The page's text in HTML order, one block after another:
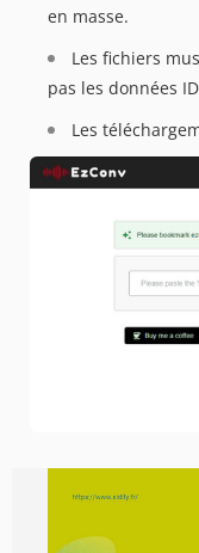
en masse.
Les fichiers
pas les données
Les